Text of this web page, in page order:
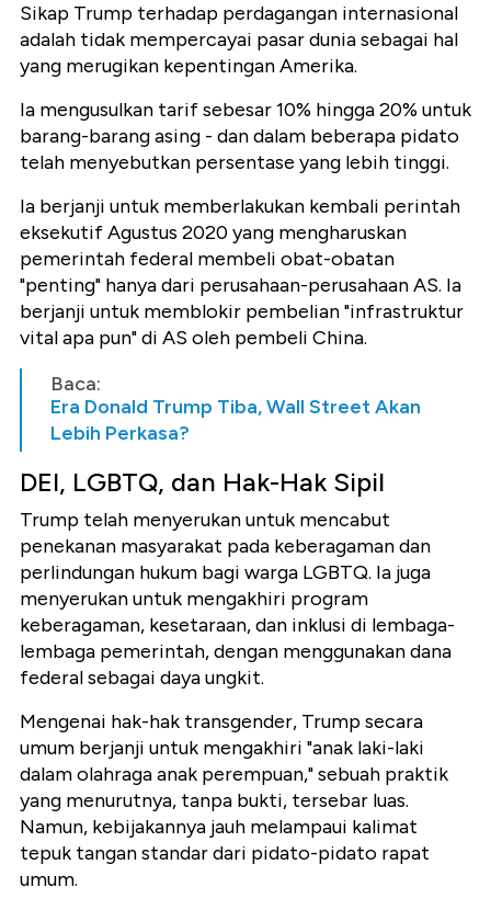
Sikap Trump terhadap perdagangan internasional
adalah tidak mempercayai pasar dunia sebagai hal
yang merugikan kepentingan Amerika.
Ia mengusulkan tarif sebesar 10% hingga 20% untuk
barang-barang asing - dan dalam beberapa pidato
telah menyebutkan persentase yang lebih tinggi.
Ia berjanji untuk memberlakukan kembali perintah
eksekutif Agustus 2020 yang mengharuskan
pemerintah federal membeli obat-obatan
"penting" hanya dari perusahaan-perusahaan AS. Ia
berjanji untuk memblokir pembelian "infrastruktur
vital apa pun" di AS oleh pembeli China.
Baca:
Era Donald Trump Tiba, Wall Street Akan
Lebih Perkasa?
DEI, LGBTQ, dan Hak-Hak Sipil
Trump telah menyerukan untuk mencabut
penekanan masyarakat pada keberagaman dan
perlindungan hukum bagi warga LGBTQ. Ia juga
menyerukan untuk mengakhiri program
keberagaman, kesetaraan, dan inklusi di lembaga-
lembaga pemerintah, dengan menggunakan dana
federal sebagai daya ungkit.
Mengenai hak-hak transgender, Trump secara
umum berjanji untuk mengakhiri "anak laki-laki
dalam olahraga anak perempuan," sebuah praktik
yang menurutnya, tanpa bukti, tersebar luas.
Namun, kebijakannya jauh melampaui kalimat
tepuk tangan standar dari pidato-pidato rapat
umum.